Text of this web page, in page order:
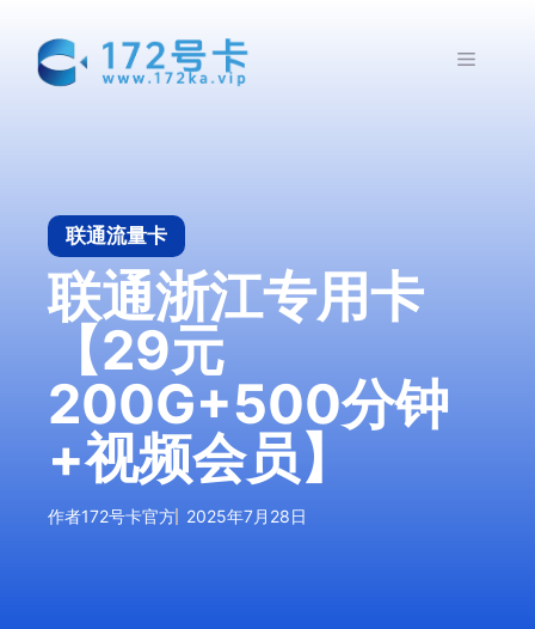
菜
联通流量卡
联通浙江专用卡
【29元
200G+500分钟
+视频会员】
作者172号卡官方 2025年7月28日